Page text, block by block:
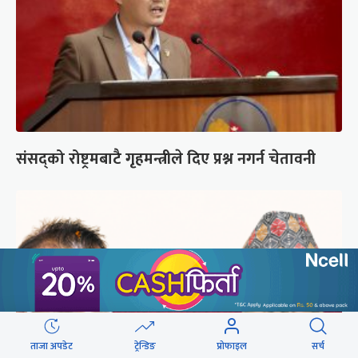
संसद्को रोष्ट्रमबाटै गृहमन्त्रीले दिए प्रश्न नगर्न चेतावनी
ताजा अपडेट ट्रेन्डिङ प्रोफाइल सर्च